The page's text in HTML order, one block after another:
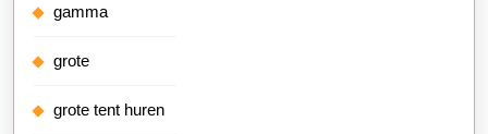
gamma
grote
grote tent huren